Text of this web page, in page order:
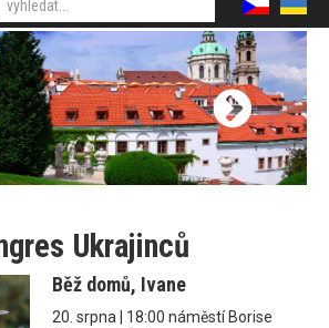
Ukrajinců
Běž domů, Ivane
20. srpna | 18:00 náměstí Borise